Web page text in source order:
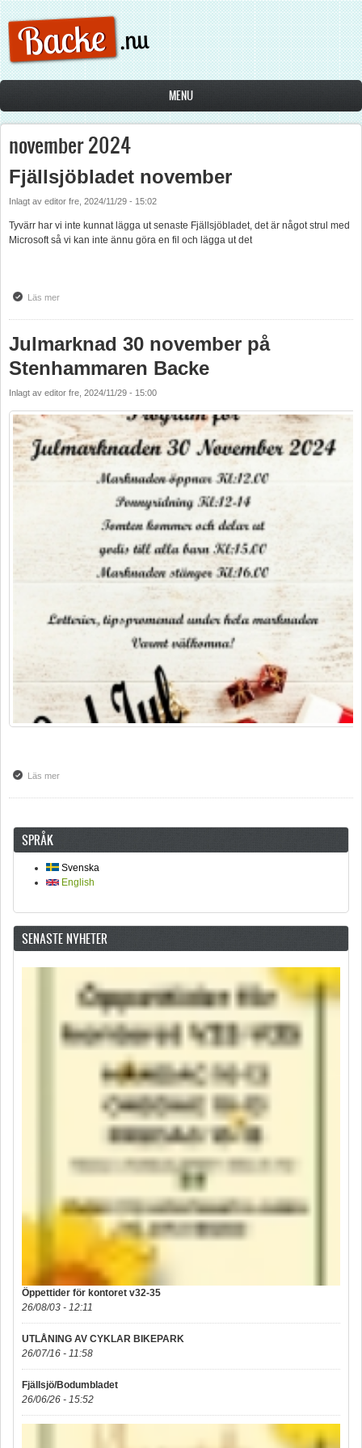
Hoppa till huvudinnehåll
MENU
november 2024
Fjällsjöbladet november
Inlagt av editor fre, 2024/11/29 - 15:02
Tyvärr har vi inte kunnat lägga ut senaste Fjällsjöbladet, det är något strul med
Microsoft så vi kan inte ännu göra en fil och lägga ut det
Läs merom Fjällsjöbladet november
Julmarknad 30 november på
Stenhammaren Backe
Inlagt av editor fre, 2024/11/29 - 15:00
Läs merom Julmarknad 30 november på Stenhammaren Backe
SPRÅK
Svenska
English
SENASTE NYHETER
Öppettider för kontoret v32-35
26/08/03 - 12:11
UTLÅNING AV CYKLAR BIKEPARK
26/07/16 - 11:58
Fjällsjö/Bodumbladet
26/06/26 - 15:52